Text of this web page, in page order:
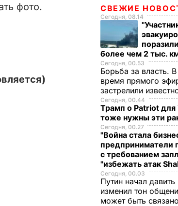
фото.
СВЕЖИЕ
Сегодня, 08.14
более чем 2 тыс.
Сегодня, 00.53
Борьба за власть.
время прямого
застрелили
Сегодня, 00.44
Трамп о Patriot
тоже нужны эти
Сегодня, 00.27
"Война стала
предприниматели
с требованием
"избежать атак
Сегодня, 00.03
Путин начал
изменил тон
может быть связано